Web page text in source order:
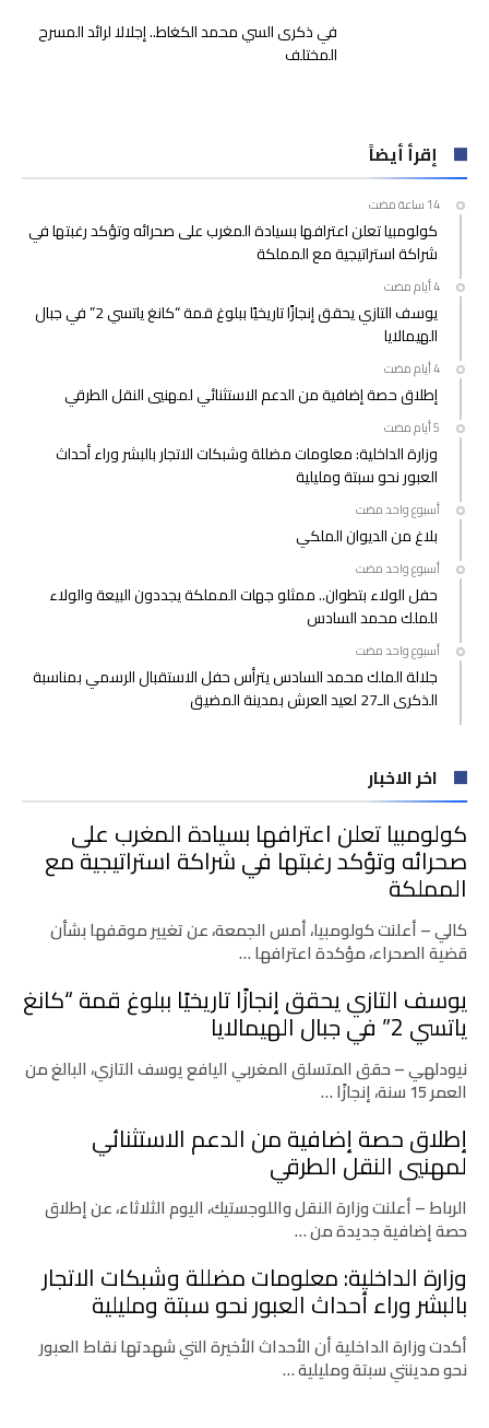
في ذكرى السي محمد الكغاط.. إجلالا لرائد المسرح
المختلف
إقرأ أيضاً
كولومبيا تعلن اعترافها بسيادة المغرب على صحرائه وتؤكد رغبتها في
شراكة استراتيجية مع المملكة
يوسف التازي يحقق إنجازًا تاريخيًا ببلوغ قمة “كانغ ياتسي 2” في جبال
الهيمالايا
إطلاق حصة إضافية من الدعم الاستثنائي لمهنيي النقل الطرقي
وزارة الداخلية: معلومات مضللة وشبكات الاتجار بالبشر وراء أحداث
العبور نحو سبتة ومليلية
‫‫‫‏‫أسبوع واحد مضت‬
بلاغ من الديوان الملكي
‫‫‫‏‫أسبوع واحد مضت‬
حفل الولاء بتطوان.. ممثلو جهات المملكة يجددون البيعة والولاء
للملك محمد السادس
‫‫‫‏‫أسبوع واحد مضت‬
جلالة الملك محمد السادس يترأس حفل الاستقبال الرسمي بمناسبة
الذكرى الـ27 لعيد العرش بمدينة المضيق
اخر الاخبار
كولومبيا تعلن اعترافها بسيادة المغرب على
صحرائه وتؤكد رغبتها في شراكة استراتيجية مع
المملكة
كالي – أعلنت كولومبيا، أمس الجمعة، عن تغيير موقفها بشأن
قضية الصحراء، مؤكدة اعترافها …
يوسف التازي يحقق إنجازًا تاريخيًا ببلوغ قمة “كانغ
ياتسي 2” في جبال الهيمالايا
نيودلهي – حقق المتسلق المغربي اليافع يوسف التازي، البالغ من
العمر 15 سنة، إنجازًا …
إطلاق حصة إضافية من الدعم الاستثنائي
لمهنيي النقل الطرقي
الرباط – أعلنت وزارة النقل واللوجستيك، اليوم الثلاثاء، عن إطلاق
حصة إضافية جديدة من …
وزارة الداخلية: معلومات مضللة وشبكات الاتجار
بالبشر وراء أحداث العبور نحو سبتة ومليلية
أكدت وزارة الداخلية أن الأحداث الأخيرة التي شهدتها نقاط العبور
نحو مدينتي سبتة ومليلية …